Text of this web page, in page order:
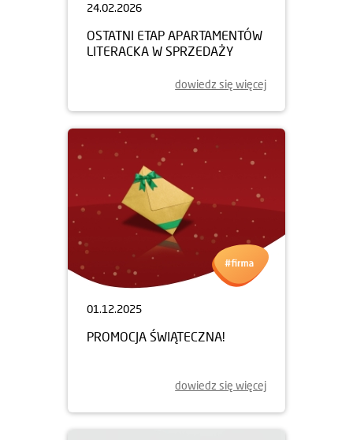
24.02.2026
OSTATNI ETAP APARTAMENTÓW
LITERACKA W SPRZEDAŻY
dowiedz się więcej
01.12.2025
PROMOCJA ŚWIĄTECZNA!
dowiedz się więcej